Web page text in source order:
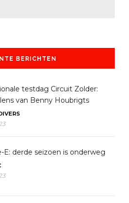
BERICHTEN
testdag Circuit Zolder:
van Benny Houbrigts
E: derde seizoen is onderweg